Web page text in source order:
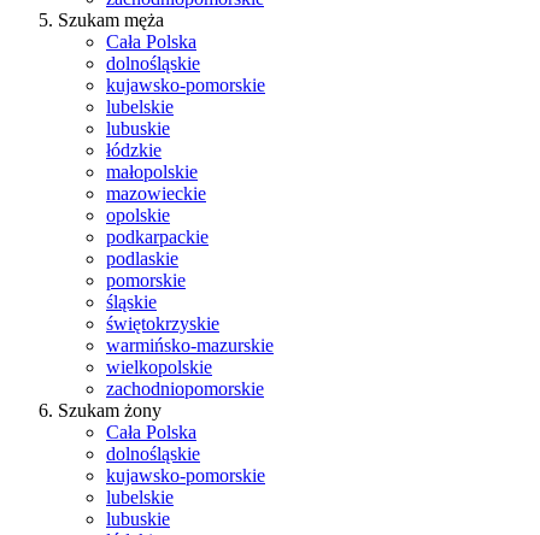
Szukam męża
Cała Polska
dolnośląskie
kujawsko-pomorskie
lubelskie
lubuskie
łódzkie
małopolskie
mazowieckie
opolskie
podkarpackie
podlaskie
pomorskie
śląskie
świętokrzyskie
warmińsko-mazurskie
wielkopolskie
zachodniopomorskie
Szukam żony
Cała Polska
dolnośląskie
kujawsko-pomorskie
lubelskie
lubuskie